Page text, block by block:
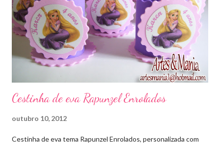
Cestinha de eva Rapunzel Enrolados
outubro 10, 2012
Cestinha de eva tema Rapunzel Enrolados, personalizada com